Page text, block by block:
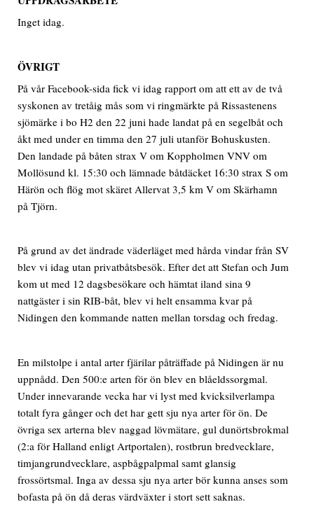
Inget idag.
ÖVRIGT
På vår Facebook-sida fick vi idag rapport om att ett av de två
syskonen av tretåig mås som vi ringmärkte på Rissastenens
sjömärke i bo H2 den 22 juni hade landat på en segelbåt och
åkt med under en timma den 27 juli utanför Bohuskusten.
Den landade på båten strax V om Koppholmen VNV om
Mollösund kl. 15:30 och lämnade båtdäcket 16:30 strax S om
Härön och flög mot skäret Allervat 3,5 km V om Skärhamn
på Tjörn.
På grund av det ändrade väderläget med hårda vindar från SV
blev vi idag utan privatbåtsbesök. Efter det att Stefan och Jum
kom ut med 12 dagsbesökare och hämtat iland sina 9
nattgäster i sin RIB-båt, blev vi helt ensamma kvar på
Nidingen den kommande natten mellan torsdag och fredag.
En milstolpe i antal arter fjärilar påträffade på Nidingen är nu
uppnådd. Den 500:e arten för ön blev en blåeldssorgmal.
Under innevarande vecka har vi lyst med kvicksilverlampa
totalt fyra gånger och det har gett sju nya arter för ön. De
övriga sex arterna blev naggad lövmätare, gul dunörtsbrokmal
(2:a för Halland enligt Artportalen), rostbrun bredvecklare,
timjangrundvecklare, aspbågpalpmal samt glansig
frossörtsmal. Inga av dessa sju nya arter bör kunna anses som
bofasta på ön då deras värdväxter i stort sett saknas.